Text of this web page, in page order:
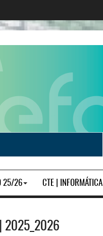
25/26 CTE | INFORMÁTICA
| 2025_2026